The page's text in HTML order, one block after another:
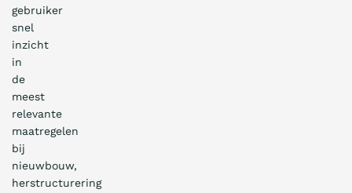
gebruiker
snel
inzicht
in
de
meest
relevante
maatregelen
bij
nieuwbouw,
herstructurering